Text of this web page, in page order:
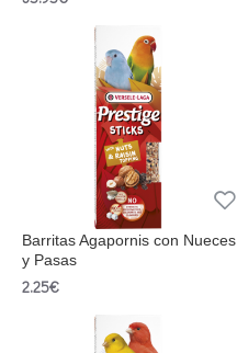
Barritas Agapornis con Nueces
y Pasas
2.25€